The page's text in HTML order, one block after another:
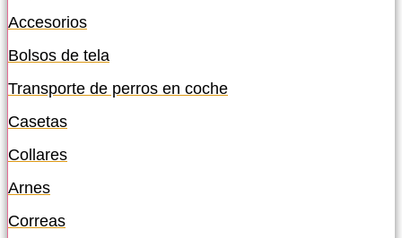
Accesorios
Bolsos de tela
Transporte de perros en coche
Casetas
Collares
Arnes
Correas